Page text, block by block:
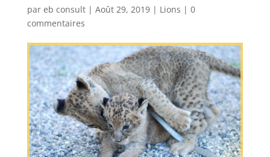
par eb consult| Août 29, 2019| Lions | 0
commentaires